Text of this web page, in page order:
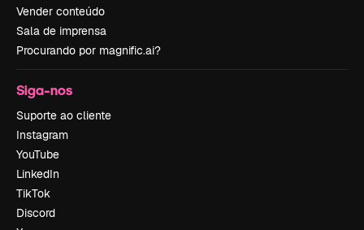
Vender conteúdo
Sala de imprensa
Procurando por magnific.ai?
Siga-nos
Suporte ao cliente
Instagram
YouTube
LinkedIn
TikTok
Discord